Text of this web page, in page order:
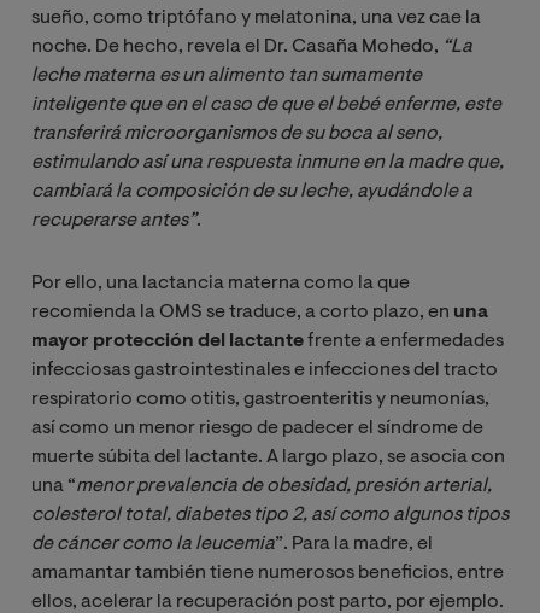
sueño, como triptófano y melatonina, una vez cae la
noche. De hecho, revela el Dr. Casaña Mohedo, “La
leche materna es un alimento tan sumamente
inteligente que en el caso de que el bebé enferme, este
transferirá microorganismos de su boca al seno,
estimulando así una respuesta inmune en la madre que,
cambiará la composición de su leche, ayudándole a
recuperarse antes”.
Por ello, una lactancia materna como la que
recomienda la OMS se traduce, a corto plazo, en una
mayor protección del lactantefrente a enfermedades
infecciosas gastrointestinales e infecciones del tracto
respiratorio como otitis, gastroenteritis y neumonías,
así como un menor riesgo de padecer el síndrome de
muerte súbita del lactante. A largo plazo, se asocia con
una “menor prevalencia de obesidad, presión arterial,
colesterol total, diabetes tipo 2, así como algunos tipos
de cáncer como la leucemia”. Para la madre, el
amamantar también tiene numerosos beneficios, entre
ellos, acelerar la recuperación post parto, por ejemplo.